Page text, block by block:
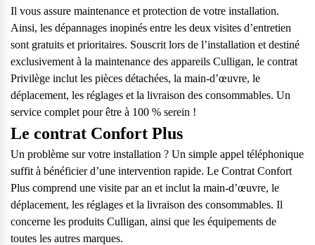
Il vous assure maintenance et protection de votre installation.
Ainsi, les dépannages inopinés entre les deux visites d’entretien
sont gratuits et prioritaires. Souscrit lors de l’installation et destiné
exclusivement à la maintenance des appareils Culligan, le contrat
Privilège inclut les pièces détachées, la main-d’œuvre, le
déplacement, les réglages et la livraison des consommables. Un
service complet pour être à 100 % serein !
Le contrat Confort Plus
Un problème sur votre installation ? Un simple appel téléphonique
suffit à bénéficier d’une intervention rapide. Le Contrat Confort
Plus comprend une visite par an et inclut la main-d’œuvre, le
déplacement, les réglages et la livraison des consommables. Il
concerne les produits Culligan, ainsi que les équipements de
toutes les autres marques.